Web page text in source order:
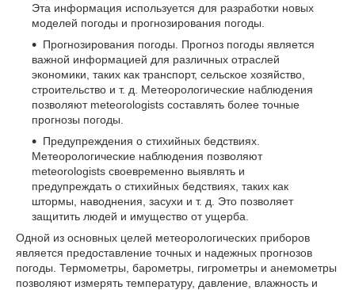
Эта информация используется для разработки новых
моделей погоды и прогнозирования погоды.
Прогнозирования погоды. Прогноз погоды является
важной информацией для различных отраслей
экономики, таких как транспорт, сельское хозяйство,
строительство и т. д. Метеорологические наблюдения
позволяют meteorologists составлять более точные
прогнозы погоды.
Предупреждения о стихийных бедствиях.
Метеорологические наблюдения позволяют
meteorologists своевременно выявлять и
предупреждать о стихийных бедствиях, таких как
штормы, наводнения, засухи и т. д. Это позволяет
защитить людей и имущество от ущерба.
Одной из основных целей метеорологических приборов
является предоставление точных и надежных прогнозов
погоды. Термометры, барометры, гигрометры и анемометры
позволяют измерять температуру, давление, влажность и